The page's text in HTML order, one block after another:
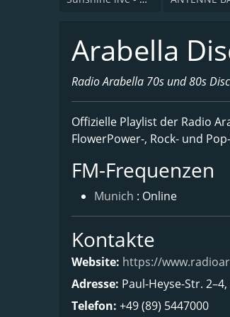
Arabella
Radio Arabella 70s und 80s
Offizielle Playlist der Radio
FlowerPower-, Rock- und
FM-Frequenzen
Munich : Online
Kontakte
Website: https://
Adresse: Paul-Heyse-Str.
Telefon: +49 (89) 5447000